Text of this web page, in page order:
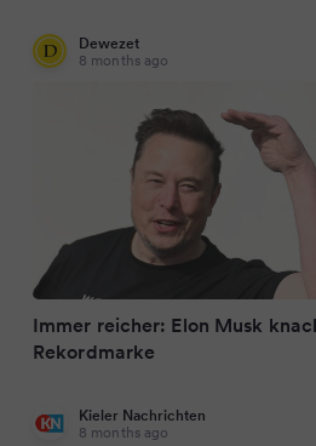
Dewezet
8 months ago
Immer reicher: Elon Musk
Rekordmarke
Kieler Nachrichten
8 months ago